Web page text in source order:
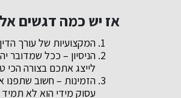
אז יש כמה דגשים
המקצועיות של עורך
הניסיון – ככל שמדובר
לייצג אתכם בצורה הכי
הזמינות – חשוב שתפנו
עסוק מידי הוא לא